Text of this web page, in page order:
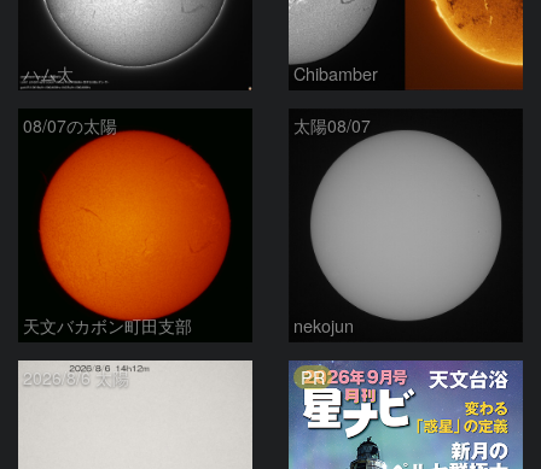
ハム太 Chibamber
08/07の太陽
天文バカボン町田支部
太陽08/07
nekojun
2026/8/6 太陽 PR